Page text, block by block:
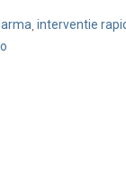
interventie